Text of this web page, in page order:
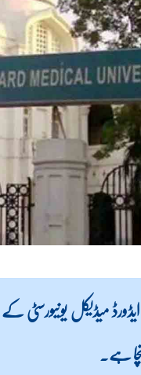
میڈیکل
ہے۔